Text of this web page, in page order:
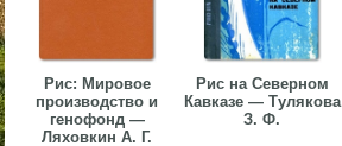
Рис: Мировое
производство и
генофонд —
Ляховкин А. Г.
Рис на Северном
Кавказе — Тулякова
З. Ф.